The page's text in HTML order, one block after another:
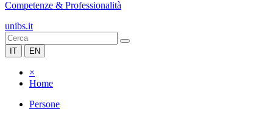
Competenze & Professionalità
unibs.it
IT EN
×
Home
Persone